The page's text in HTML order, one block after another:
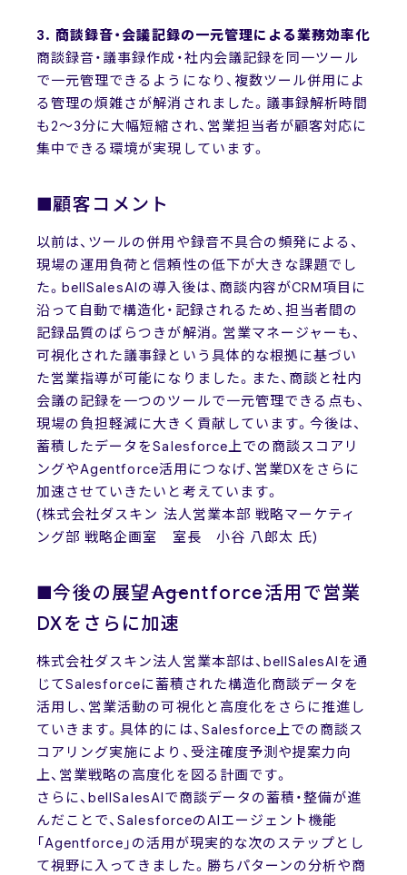
3. 商談録音・会議記録の一元管理による業務効率化
商談録音・議事録作成・社内会議記録を同一ツール
で一元管理できるようになり、複数ツール併用によ
る管理の煩雑さが解消されました。議事録解析時間
も2～3分に大幅短縮され、営業担当者が顧客対応に
集中できる環境が実現しています。
■顧客コメント
以前は、ツールの併用や録音不具合の頻発による、
現場の運用負荷と信頼性の低下が大きな課題でし
た。bellSalesAIの導入後は、商談内容がCRM項目に
沿って自動で構造化・記録されるため、担当者間の
記録品質のばらつきが解消。営業マネージャーも、
可視化された議事録という具体的な根拠に基づい
た営業指導が可能になりました。また、商談と社内
会議の記録を一つのツールで一元管理できる点も、
現場の負担軽減に大きく貢献しています。今後は、
蓄積したデータをSalesforce上での商談スコアリ
ングやAgentforce活用につなげ、営業DXをさらに
加速させていきたいと考えています。
(株式会社ダスキン 法人営業本部 戦略マーケティ
ング部 戦略企画室 室長 小谷 八郎太 氏)
■今後の展望――Agentforce活用で営業
DXをさらに加速
株式会社ダスキン法人営業本部は、bellSalesAIを通
じてSalesforceに蓄積された構造化商談データを
活用し、営業活動の可視化と高度化をさらに推進し
ていきます。具体的には、Salesforce上での商談ス
コアリング実施により、受注確度予測や提案力向
上、営業戦略の高度化を図る計画です。
さらに、bellSalesAIで商談データの蓄積・整備が進
んだことで、SalesforceのAIエージェント機能
「Agentforce」の活用が現実的な次のステップとし
て視野に入ってきました。勝ちパターンの分析や商